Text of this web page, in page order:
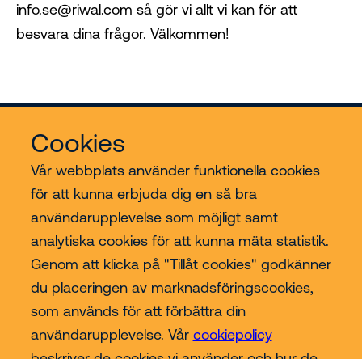
Cookies
Vår webbplats använder funktionella cookies
för att kunna erbjuda dig en så bra
användarupplevelse som möjligt samt
analytiska cookies för att kunna mäta statistik.
Genom att klicka på "Tillåt cookies" godkänner
du placeringen av marknadsföringscookies,
som används för att förbättra din
användarupplevelse. Vår cookiepolicy
info.se@riwal.com så gör vi allt vi kan för att
besvara dina frågor. Välkommen!
Riwal
Branscher
Contact